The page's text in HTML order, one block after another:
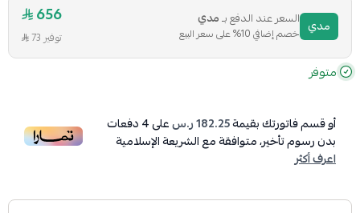
مدي السعر عند الدفع بـمدي
خصم إضافي 10% على سعر البيع
656
توفير 73
متوفر
أو قسم فاتورتك بقيمة182.25 ر.س على4دفعات
بدون رسوم تأخير، متوافقة مع الشريعة الإسلامية
اعرف أكثر